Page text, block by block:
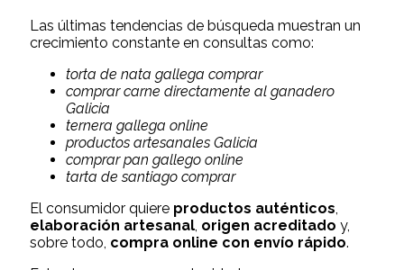
Las últimas tendencias de búsqueda muestran un
crecimiento constante en consultas como:
torta de nata gallega comprar
comprar carne directamente al ganadero
Galicia
ternera gallega online
productos artesanales Galicia
comprar pan gallego online
tarta de santiago comprar
El consumidor quiere productos auténticos
elaboración artesanal origen acreditado y,
sobre todo, compra online con envío rápido.